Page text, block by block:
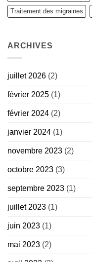
Traitement des migraines
ARCHIVES
juillet 2026 (2)
février 2025 (1)
février 2024 (2)
janvier 2024 (1)
novembre 2023 (2)
octobre 2023 (3)
septembre 2023 (1)
juillet 2023 (1)
juin 2023 (1)
mai 2023 (2)